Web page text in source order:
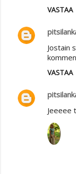
t
VASTAA
Jostain
VASTAA
Jeeeee